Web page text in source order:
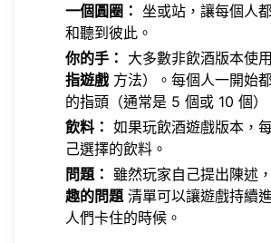
一個圓圈： 坐或站，讓每個人
和聽到彼此。
你的手： 大多數非飲酒版本使
指遊戲 方法）。每個人一開始
的指頭（通常是 5 個或 10 個）
飲料： 如果玩飲酒遊戲版本，
己選擇的飲料。
問題： 雖然玩家自己提出陳述
趣的問題 清單可以讓遊戲持續
人們卡住的時候。